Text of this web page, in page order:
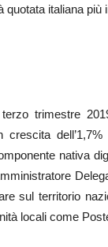
quotata italiana
trimestre
dell’1,7%
nativa
sul territorio
locali come